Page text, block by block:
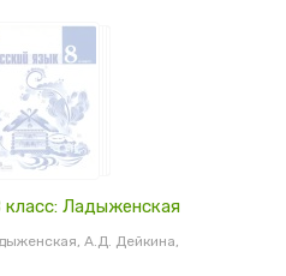
Ладыженская
А.Д. Дейкина,